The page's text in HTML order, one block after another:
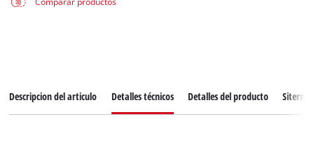
Descripcion del articulo Detalles técnicos Detalles del producto